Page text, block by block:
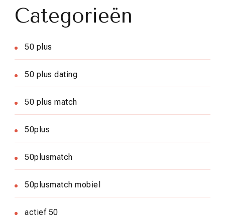
Categorieën
50 plus
50 plus dating
50 plus match
50plus
50plusmatch
50plusmatch mobiel
actief 50